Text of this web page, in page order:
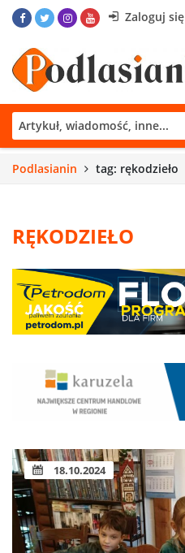
Zaloguj się
Podlasianin tag: rękodzieło
RĘKODZIEŁO
18.10.2024